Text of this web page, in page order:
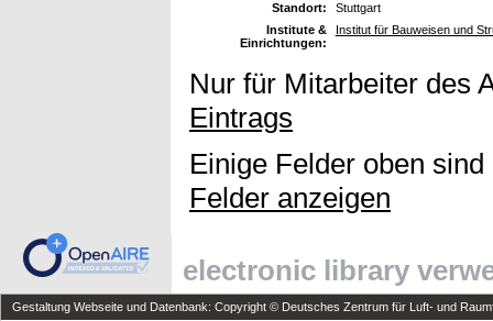
Standort:
Stuttgart
Institute &
Einrichtungen:
Institut für Bauweisen und
Nur für Mitarbeiter des
Eintrags
Einige Felder oben
Felder anzeigen
electronic library
Gestaltung Webseite und Datenbank: Copyright © Deutsches Zentrum für Luft- und